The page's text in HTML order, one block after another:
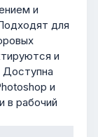
и
для
и
Доступна
и
в рабочий